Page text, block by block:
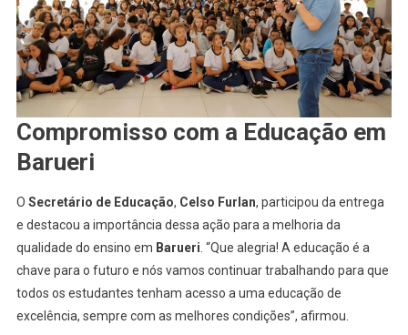
Compromisso com a Educação em
Barueri
O Secretário de Educação, Celso Furlan, participou da entrega
e destacou a importância dessa ação para a melhoria da
qualidade do ensino em Barueri . “Que alegria! A educação é a
chave para o futuro e nós vamos continuar trabalhando para que
todos os estudantes tenham acesso a uma educação de
excelência, sempre com as melhores condições”, afirmou.